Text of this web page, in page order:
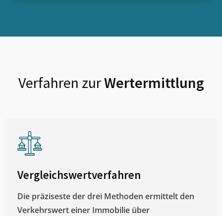
Verfahren zurWertermittlung
Vergleichswertverfahren
Die präziseste der drei Methoden ermittelt den
Verkehrswert einer Immobilie über